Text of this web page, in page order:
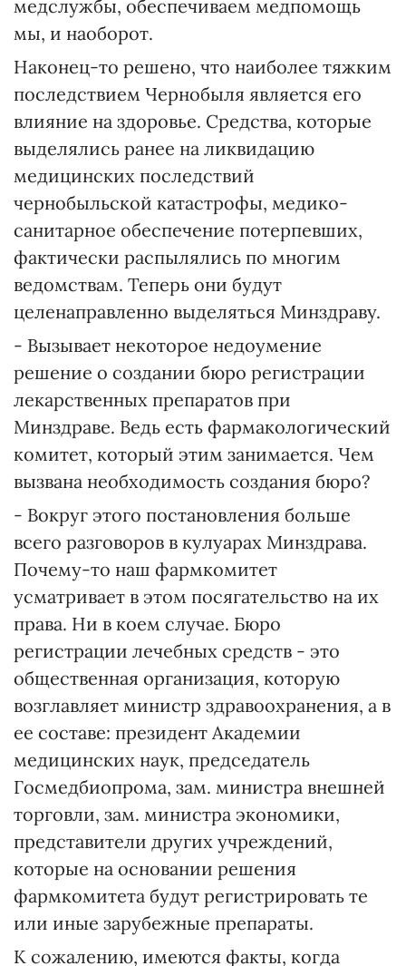
медслужбы, обеспечиваем медпомощь
мы, и наоборот.
Наконец-то решено, что наиболее тяжким
последствием Чернобыля является его
влияние на здоровье. Средства, которые
выделялись ранее на ликвидацию
медицинских последствий
чернобыльской катастрофы, медико-
санитарное обеспечение потерпевших,
фактически распылялись по многим
ведомствам. Теперь они будут
целенаправленно выделяться Минздраву.
- Вызывает некоторое недоумение
решение о создании бюро регистрации
лекарственных препаратов при
Минздраве. Ведь есть фармакологический
комитет, который этим занимается. Чем
вызвана необходимость создания бюро?
- Вокруг этого постановления больше
всего разговоров в кулуарах Минздрава.
Почему-то наш фармкомитет
усматривает в этом посягательство на их
права. Ни в коем случае. Бюро
регистрации лечебных средств - это
общественная организация, которую
возглавляет министр здравоохранения, а в
ее составе: президент Академии
медицинских наук, председатель
Госмедбиопрома, зам. министра внешней
торговли, зам. министра экономики,
представители других учреждений,
которые на основании решения
фармкомитета будут регистрировать те
или иные зарубежные препараты.
К сожалению, имеются факты, когда